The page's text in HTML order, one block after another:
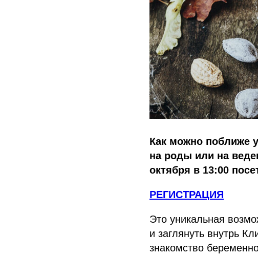
Как можно поближе
на роды или на
октября в 13:00
РЕГИСТРАЦИЯ
Это уникальная
и заглянуть внутрь
знакомство